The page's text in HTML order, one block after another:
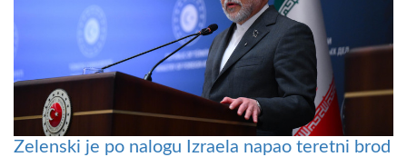
Zelenski je po nalogu Izraela napao teretni brod